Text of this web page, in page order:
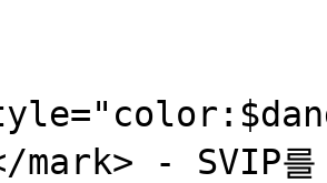
- SVIP를